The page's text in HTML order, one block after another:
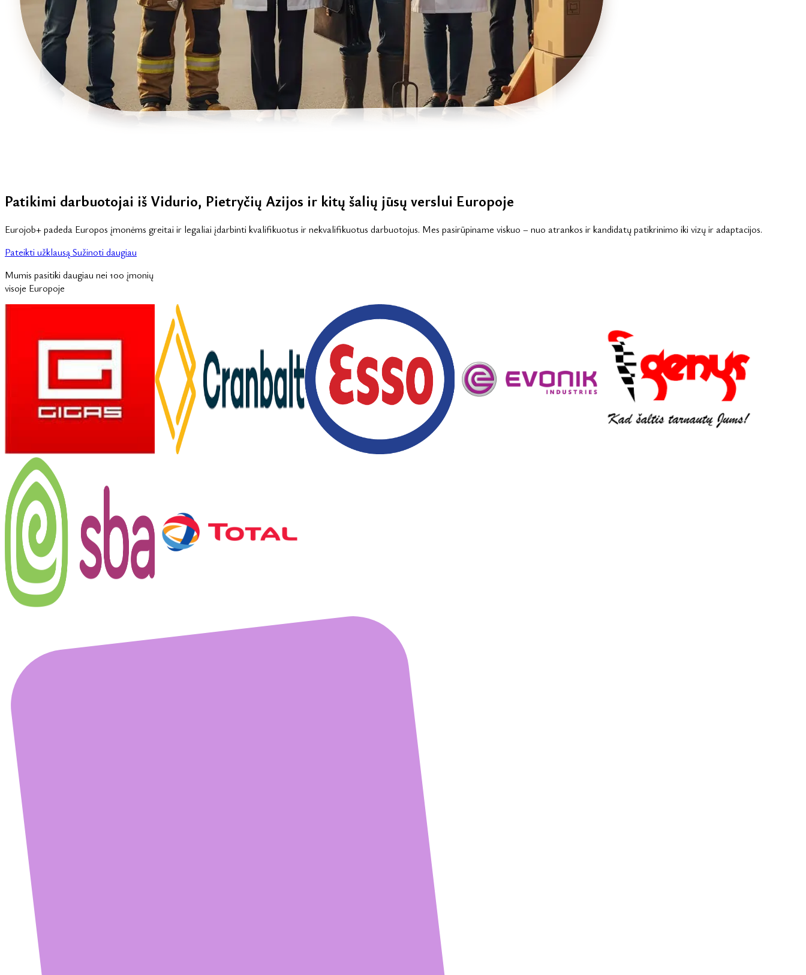
Patikimi darbuotojai iš Vidurio, Pietryčių Azijos ir kitų šalių jūsų verslui Europoje
Eurojob+ padeda Europos įmonėms greitai ir legaliai įdarbinti kvalifikuotus ir nekvalifikuotus darbuotojus. Mes pasirūpiname viskuo – nuo atrankos ir kandidatų patikrinimo iki vizų ir adaptacijos.
Pateikti užklausąSužinoti daugiau
Mumis pasitiki daugiau nei 100 įmonių
visoje Europoje